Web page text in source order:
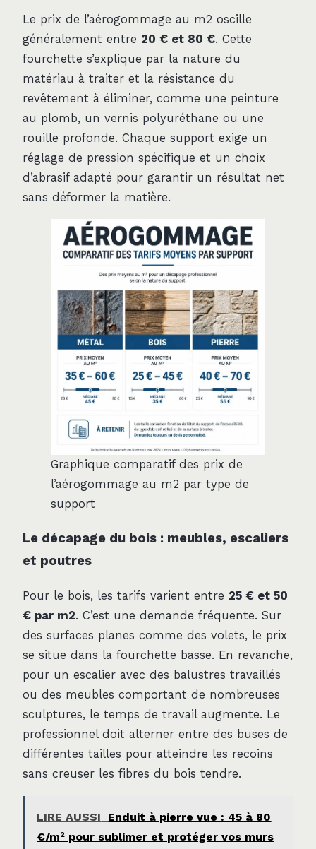
Le prix de l’aérogommage au m2 oscille
généralement entre 20 € et 80 €. Cette
fourchette s’explique par la nature du
matériau à traiter et la résistance du
revêtement à éliminer, comme une peinture
au plomb, un vernis polyuréthane ou une
rouille profonde. Chaque support exige un
réglage de pression spécifique et un choix
d’abrasif adapté pour garantir un résultat net
sans déformer la matière.
Graphique comparatif des prix de
l’aérogommage au m2 par type de
support
Le décapage du bois : meubles, escaliers
et poutres
Pour le bois, les tarifs varient entre 25 € et 50
€ par m2. C’est une demande fréquente. Sur
des surfaces planes comme des volets, le prix
se situe dans la fourchette basse. En revanche,
pour un escalier avec des balustres travaillés
ou des meubles comportant de nombreuses
sculptures, le temps de travail augmente. Le
professionnel doit alterner entre des buses de
différentes tailles pour atteindre les recoins
sans creuser les fibres du bois tendre.
LIRE AUSSI
Enduit à pierre vue : 45 à 80
€/m² pour sublimer et protéger vos murs